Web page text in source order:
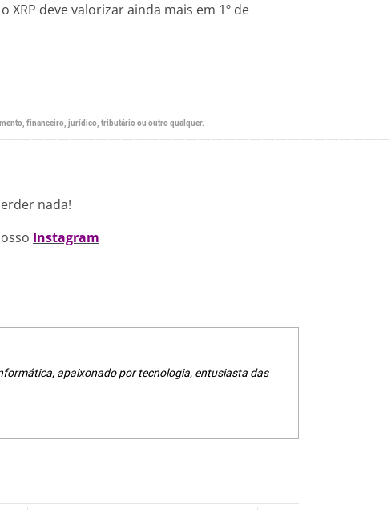
XRP deve valorizar ainda mais em 1º de
financeiro, jurídico, tributário ou outro qualquer.
nada!
Instagram
apaixonado por tecnologia, entusiasta das